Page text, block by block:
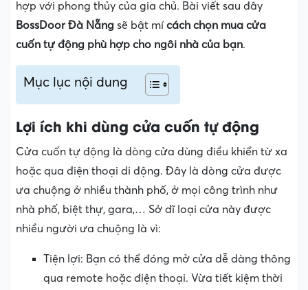
hợp với phong thủy của gia chủ. Bài viết sau đây
BossDoor Đà Nẵng sẽ bật mícách chọn mua cửa
cuốn tự động phù hợp cho ngôi nhà của bạn.
Mục lục nội dung
Lợi ích khi dùng cửa cuốn tự động
Cửa cuốn tự động là dòng cửa dùng điều khiển từ xa
hoặc qua điện thoại di động. Đây là dòng cửa được
ưa chuộng ở nhiều thành phố, ở mọi công trình như
nhà phố, biệt thự, gara,… Sở dĩ loại cửa này được
nhiều người ưa chuộng là vì:
Tiện lợi: Bạn có thể đóng mở cửa dễ dàng thông
qua remote hoặc điện thoại. Vừa tiết kiệm thời